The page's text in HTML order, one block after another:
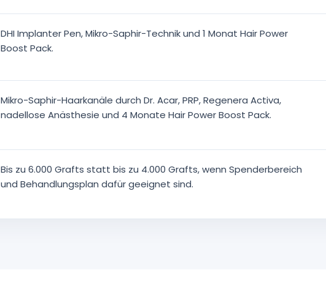
DHI Implanter Pen, Mikro-Saphir-Technik und 1 Monat Hair Power
Boost Pack.
Mikro-Saphir-Haarkanäle durch Dr. Acar, PRP, Regenera Activa,
nadellose Anästhesie und 4 Monate Hair Power Boost Pack.
Bis zu 6.000 Grafts statt bis zu 4.000 Grafts, wenn Spenderbereich
und Behandlungsplan dafür geeignet sind.